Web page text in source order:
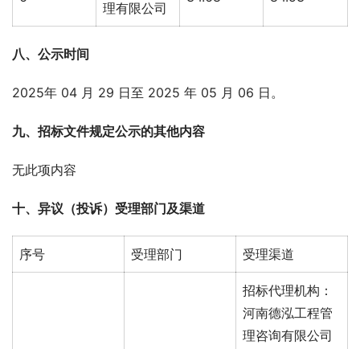
理有限公司
八、公示时间
2025年 04 月 29 日至 2025 年 05 月 06 日。
九、 招标文件规定公示的其他内容
无此项内容
十、 异议（投诉）受理部门及渠道
序号 受理部门 受理渠道
招标代理机构：
河南德泓工程管
理咨询有限公司